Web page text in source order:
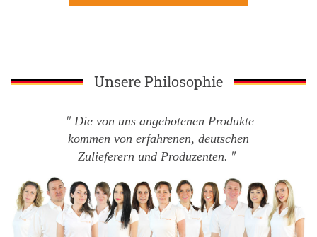
Unsere Philosophie
Die von uns angebotenen Produkte
kommen von erfahrenen, deutschen
Zulieferern und Produzenten.